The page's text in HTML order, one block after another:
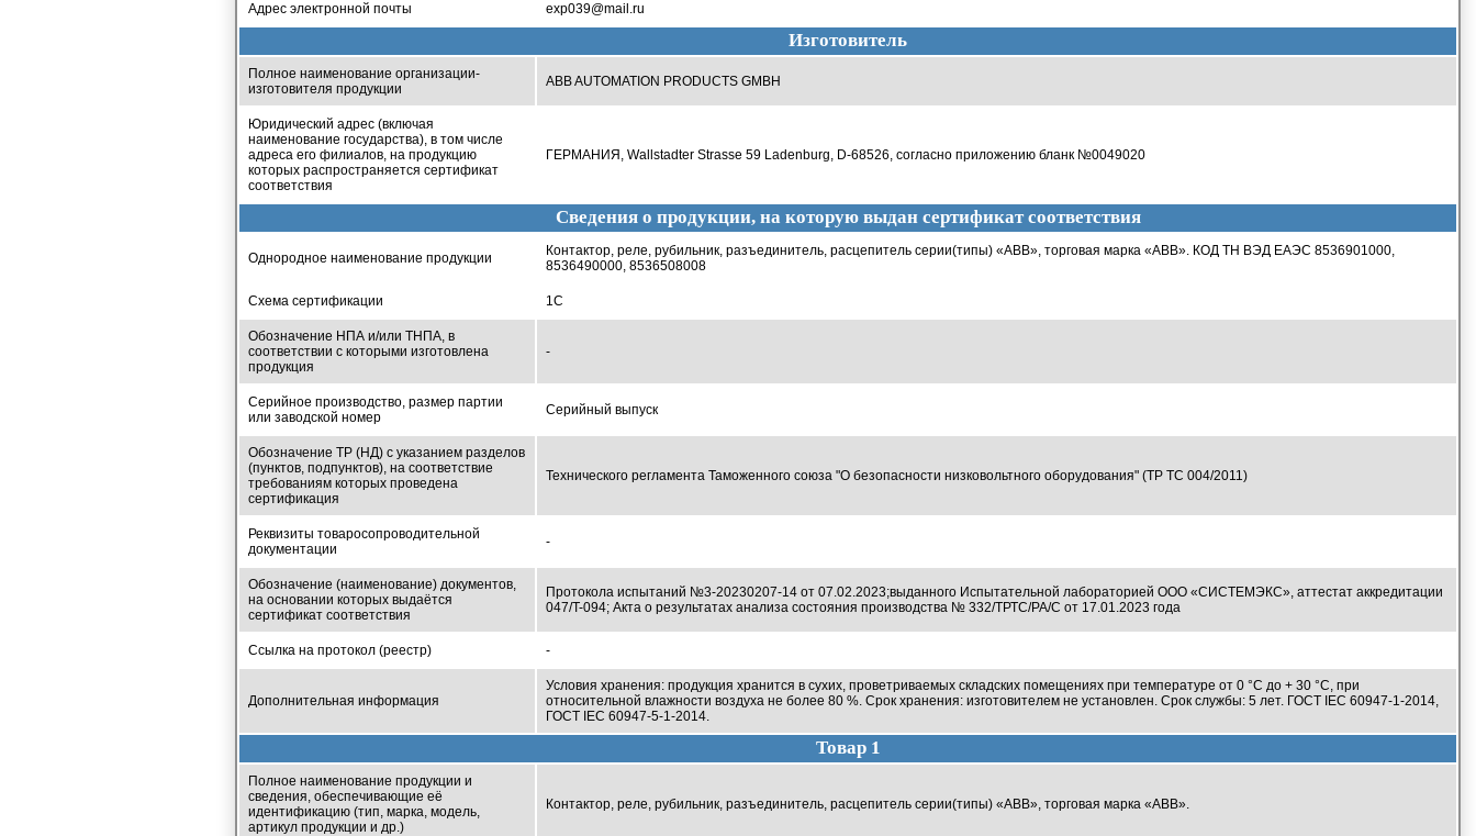
Адрес электронной почты exp039@mail.ru
Изготовитель
Полное наименование организации-
изготовителя продукции
ABB AUTOMATION PRODUCTS GMBH
Юридический адрес (включая
наименование государства), в том числе
адреса его филиалов, на продукцию
которых распространяется сертификат
соответствия
ГЕРМАНИЯ, Wallstadter Strasse 59 Ladenburg, D-68526, согласно приложению бланк №0049020
Сведения о продукции, на которую выдан сертификат соответствия
Однородное наименование продукции
Контактор, реле, рубильник, разъединитель, расцепитель серии(типы) «ABB», торговая марка «ABB». КОД ТН ВЭД ЕАЭС 8536901000,
8536490000, 8536508008
Схема сертификации 1С
Обозначение НПА и/или ТНПА, в
соответствии с которыми изготовлена
продукция
-
Серийное производство, размер партии
или заводской номер
Серийный выпуск
Обозначение ТР (НД) с указанием разделов
(пунктов, подпунктов), на соответствие
требованиям которых проведена
сертификация
Технического регламента Таможенного союза "О безопасности низковольтного оборудования" (ТР ТС 004/2011)
Реквизиты товаросопроводительной
документации
-
Обозначение (наименование) документов,
на основании которых выдаётся
сертификат соответствия
Протокола испытаний №3-20230207-14 от 07.02.2023;выданного Испытательной лабораторией ООО «СИСТЕМЭКС», аттестат аккредитации
047/T-094; Акта о результатах анализа состояния производства № 332/ТРТС/РА/С от 17.01.2023 года
Ссылка на протокол (реестр) -
Дополнительная информация
Условия хранения: продукция хранится в сухих, проветриваемых складских помещениях при температуре от 0 °С до + 30 °С, при
относительной влажности воздуха не более 80 %. Срок хранения: изготовителем не установлен. Срок службы: 5 лет. ГОСТ IEC 60947-1-2014,
ГОСТ IEC 60947-5-1-2014.
Товар 1
Полное наименование продукции и
сведения, обеспечивающие её
идентификацию (тип, марка, модель,
артикул продукции и др.)
Контактор, реле, рубильник, разъединитель, расцепитель серии(типы) «ABB», торговая марка «ABB».